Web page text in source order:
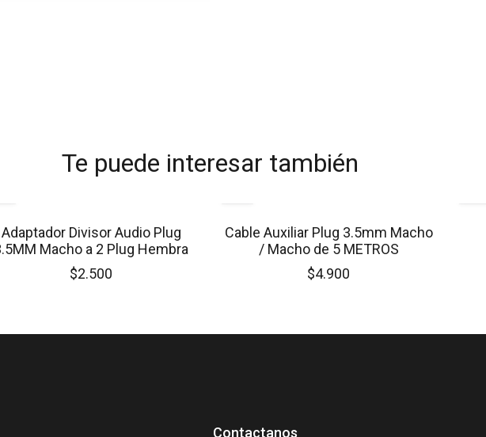
Te puede interesar también
Adaptador Divisor Audio Plug
Macho a 2 Plug Hembra
$2.500
Cable Auxiliar Plug 3.5mm Macho
/ Macho de 5 METROS
$4.900
Contactanos